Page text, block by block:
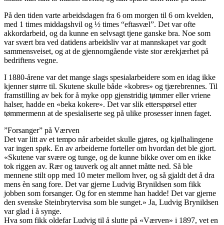
På den tiden varte arbeidsdagen fra 6 om morgen til 6 om kvelden,
med 1 times middagshvil og ½ times “eftasvæl”. Det var ofte
akkordarbeid, og da kunne en selvsagt tjene ganske bra. Noe som
var svært bra ved datidens arbeidsliv var at mannskapet var godt
sammensveiset, og at de gjennomgående viste stor ærekjærhet på
bedriftens vegne.
I 1880-årene var det mange slags spesialarbeidere som en idag ikke
kjenner større til. Skutene skulle både «kobres» og tjærebrennes. Til
framstilling av bek for å myke opp gjenstridig tømmer eller vriene
halser, hadde en «beka kokere». Det var slik etterspørsel etter
tømmermenn at de spesialiserte seg på ulike prosesser innen faget.
”Forsanger” på Værven
Det var litt av et tempo når arbeidet skulle gjøres, og kjølhalingene
var ingen spøk. En av arbeiderne forteller om hvordan det ble gjort.
«Skutene var svære og tunge, og de kunne bikke over om en ikke
tok riggen av. Rær og tauverk og alt annet måtte ned. Så ble
mennene stilt opp med 10 meter mellom hver, og så gjaldt det å dra
mens èn sang fore. Det var gjerne Ludvig Brynildsen som fikk
jobben som forsanger. Og for en stemme han hadde! Det var gjerne
den svenske Steinbrytervisa som ble sunget.» Ja, Ludvig Brynildsen
var glad i å synge.
Hva som fikk oldefar Ludvig til å slutte på «Værven» i 1897, vet en